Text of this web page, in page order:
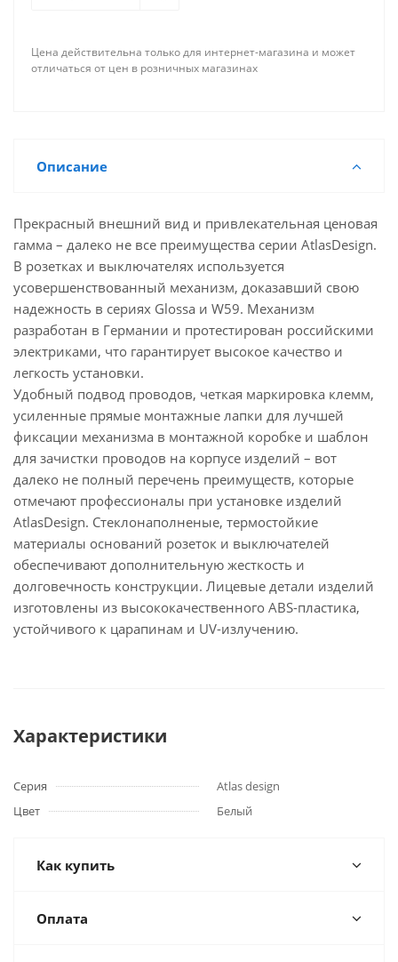
Цена действительна только для интернет-магазина и может
отличаться от цен в розничных магазинах
Описание
Прекрасный внешний вид и привлекательная ценовая
гамма – далеко не все преимущества серии AtlasDesign.
В розетках и выключателях используется
усовершенствованный механизм, доказавший свою
надежность в сериях Glossa и W59. Механизм
разработан в Германии и протестирован российскими
электриками, что гарантирует высокое качество и
легкость установки.
Удобный подвод проводов, четкая маркировка клемм,
усиленные прямые монтажные лапки для лучшей
фиксации механизма в монтажной коробке и шаблон
для зачистки проводов на корпусе изделий – вот
далеко не полный перечень преимуществ, которые
отмечают профессионалы при установке изделий
AtlasDesign. Стеклонаполненые, термостойкие
материалы оснований розеток и выключателей
обеспечивают дополнительную жесткость и
долговечность конструкции. Лицевые детали изделий
изготовлены из высококачественного ABS-пластика,
устойчивого к царапинам и UV-излучению.
Характеристики
Серия
Atlas design
Цвет
Белый
Как купить
Оплата